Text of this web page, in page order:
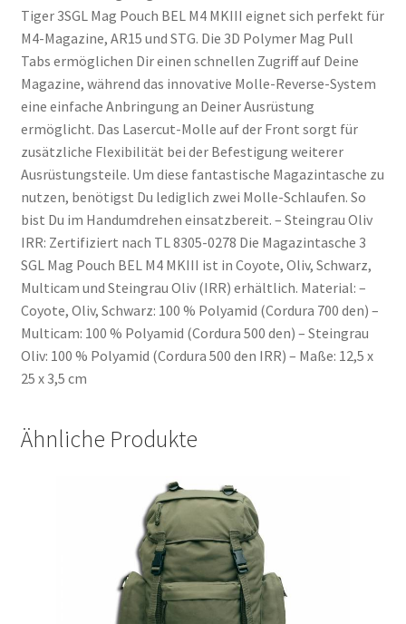
Tiger 3SGL Mag Pouch BEL M4 MKIII eignet sich perfekt für
M4-Magazine, AR15 und STG. Die 3D Polymer Mag Pull
Tabs ermöglichen Dir einen schnellen Zugriff auf Deine
Magazine, während das innovative Molle-Reverse-System
eine einfache Anbringung an Deiner Ausrüstung
ermöglicht. Das Lasercut-Molle auf der Front sorgt für
zusätzliche Flexibilität bei der Befestigung weiterer
Ausrüstungsteile. Um diese fantastische Magazintasche zu
nutzen, benötigst Du lediglich zwei Molle-Schlaufen. So
bist Du im Handumdrehen einsatzbereit. – Steingrau Oliv
IRR: Zertifiziert nach TL 8305-0278 Die Magazintasche 3
SGL Mag Pouch BEL M4 MKIII ist in Coyote, Oliv, Schwarz,
Multicam und Steingrau Oliv (IRR) erhältlich. Material: –
Coyote, Oliv, Schwarz: 100 % Polyamid (Cordura 700 den) –
Multicam: 100 % Polyamid (Cordura 500 den) – Steingrau
Oliv: 100 % Polyamid (Cordura 500 den IRR) – Maße: 12,5 x
25 x 3,5 cm
Ähnliche Produkte